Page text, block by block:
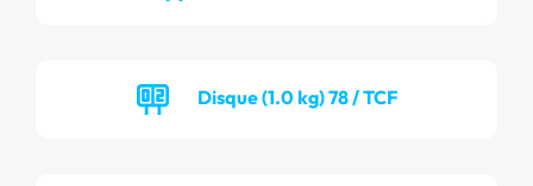
Disque (1.0 kg) 78 / TCF